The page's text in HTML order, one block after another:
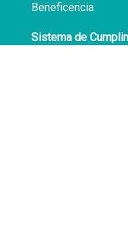
Beneficencia
Sistema de